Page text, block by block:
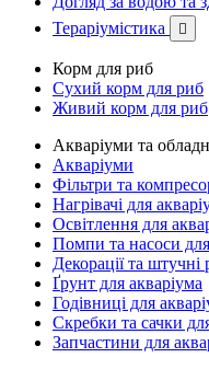
Тераріумістика 
Корм для риб
Сухий корм для риб
Живий корм для риб
Акваріуми та
Акваріуми
Фільтри та
Нагрівачі для
Освітлення для
Помпи та насоси для
Декорації та
Ґрунт для акваріума
Годівниці для
Скребки та сачки
Запчастини для